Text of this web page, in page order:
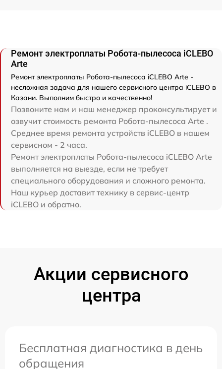
Ремонт электроплаты Робота-пылесоса iCLEBO
Arte
Ремонт электроплаты Робота-пылесоса iCLEBO Arte -
несложная задача для нашего сервисного центра iCLEBO в
Казани. Выполним быстро и качественно!
Позвоните нам и наш менеджер проконсультирует и
озвучит стоимость ремонта Робота-пылесоса Arte .
Среднее время ремонта устройств iCLEBO в нашем
сервисном - 2 часа.
Ремонт электроплаты Робота-пылесоса iCLEBO Arte
выполняется на выезде, если не требует
специального оборудования и сложного ремонта.
Наш курьер доставит технику в сервис-центр
iCLEBO и обратно.
Акции сервисного
центра
Бесплатная диагностика в день
обращения